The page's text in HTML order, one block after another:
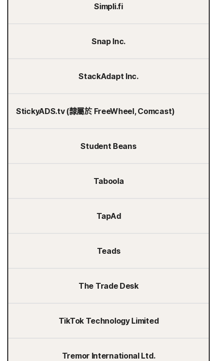
Simpli.fi
Snap Inc.
StackAdapt Inc.
StickyADS.tv (隸屬於 FreeWheel, Comcast)
Student Beans
Taboola
TapAd
Teads
The Trade Desk
TikTok Technology Limited
Tremor International Ltd.